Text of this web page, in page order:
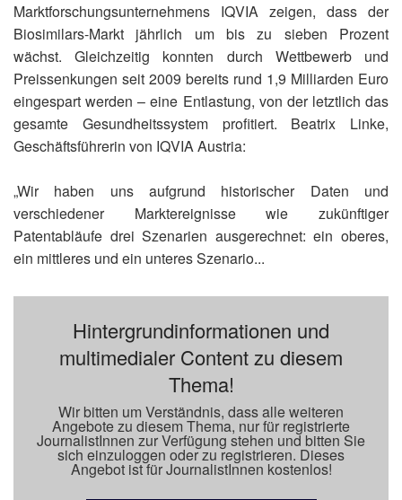
Marktforschungsunternehmens IQVIA zeigen, dass der
Biosimilars-Markt jährlich um bis zu sieben Prozent
wächst. Gleichzeitig konnten durch Wettbewerb und
Preissenkungen seit 2009 bereits rund 1,9 Milliarden Euro
eingespart werden – eine Entlastung, von der letztlich das
gesamte Gesundheitssystem profitiert. Beatrix Linke,
Geschäftsführerin von IQVIA Austria:
„Wir haben uns aufgrund historischer Daten und
verschiedener Marktereignisse wie zukünftiger
Patentabläufe drei Szenarien ausgerechnet: ein oberes,
ein mittleres und ein unteres Szenario...
Hintergrundinformationen und
multimedialer Content zu diesem
Thema!
Wir bitten um Verständnis, dass alle weiteren
Angebote zu diesem Thema, nur für registrierte
JournalistInnen zur Verfügung stehen und bitten Sie
sich einzuloggen oder zu registrieren. Dieses
Angebot ist für JournalistInnen kostenlos!